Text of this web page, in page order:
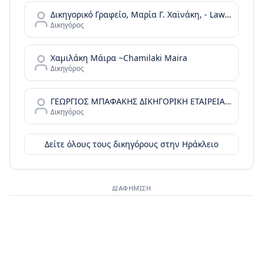
Δικηγορικό Γραφείο, Μαρία Γ. Χαϊνάκη, - Law Office, Maria G. Chainaki
Δικηγόρος
Χαμιλάκη Μάιρα ~Chamilaki Maira
Δικηγόρος
ΓΕΩΡΓΙΟΣ ΜΠΑΦΑΚΗΣ ΔΙΚΗΓΟΡΙΚΗ ΕΤΑΙΡΕΙΑ, Bafakis Law Office
Δικηγόρος
Δείτε όλους τους δικηγόρους στην Ηράκλειο
ΔΙΑΦΉΜΙΣΗ